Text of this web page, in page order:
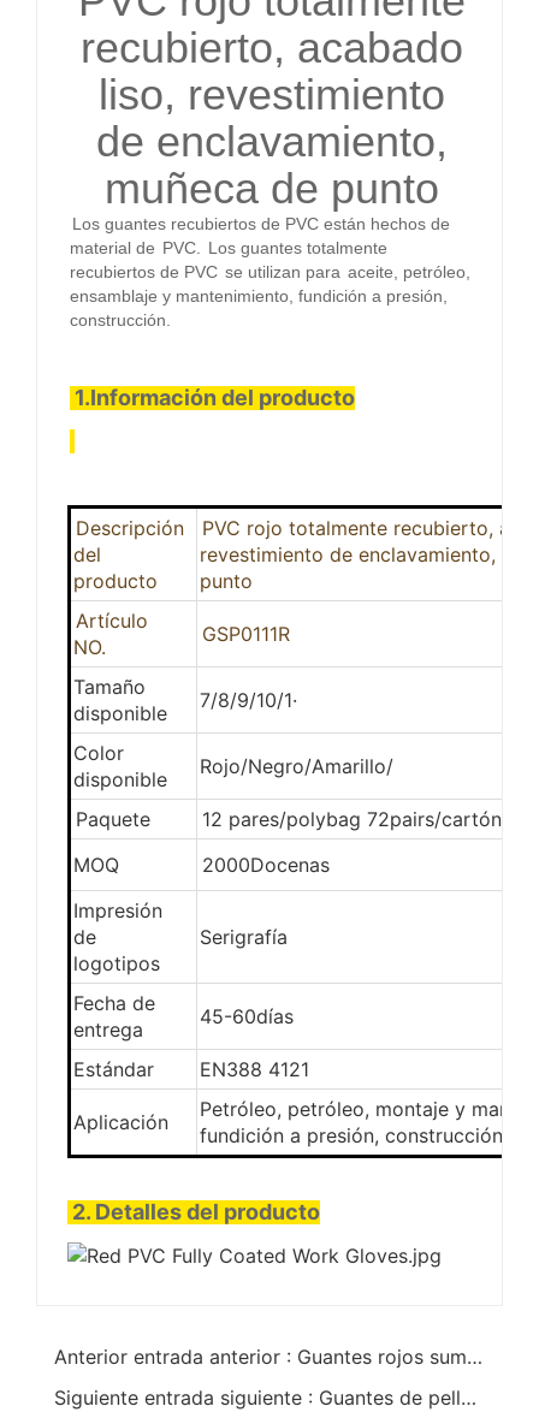
recubierto, acabado
liso, revestimiento
de enclavamiento,
muñeca de punto
Los guantes recubiertos de PVC están hechos de
material de PVC.
Los guantes totalmente
recubiertos de PVC se utilizan para aceite, petróleo,
ensamblaje y mantenimiento, fundición a presión,
construcción.
1.Información del producto
Descripción
del
producto
PVC rojo totalmente recubierto,
revestimiento de enclavamiento,
punto
Artículo
NO.
GSP0111R
Tamaño
disponible
7/8/9/10/1·
Color
disponible
Rojo/Negro/Amarillo/
Paquete
12 pares/polybag 72pairs/cartón
MOQ
2000Docenas
Impresión
de
logotipos
Serigrafía
Fecha de
entrega
45-60días
Estándar EN388 4121
Aplicación
Petróleo, petróleo, montaje y
fundición a presión, construcción
2. Detalles del producto
Anterior entrada anterior : Guantes rojos sumergidos en franela de goma 27cm
Siguiente entrada siguiente : Guantes de pellets naranjas para protección contra el frío